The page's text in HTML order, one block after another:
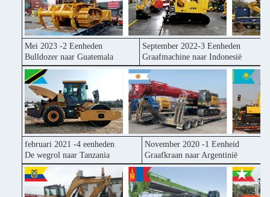
Mei 2023 -2 Eenheden
Bulldozer naar Guatemala
September 2022-3 Eenheden
Graafmachine naar Indonesië
februari 2021 -4 eenheden
De wegrol naar Tanzania
November 2020 -1 Eenheid
Graafkraan naar Argentinië